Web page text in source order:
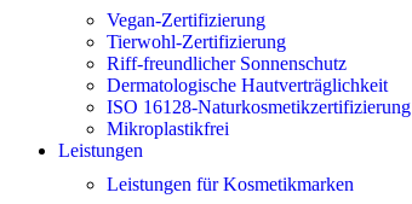
Vegan-Zertifizierung
Tierwohl-Zertifizierung
Riff-freundlicher Sonnenschutz
Dermatologische Hautverträglichkeit
ISO 16128-Naturkosmetikzertifizierung
Mikroplastikfrei
Leistungen
Leistungen für Kosmetikmarken